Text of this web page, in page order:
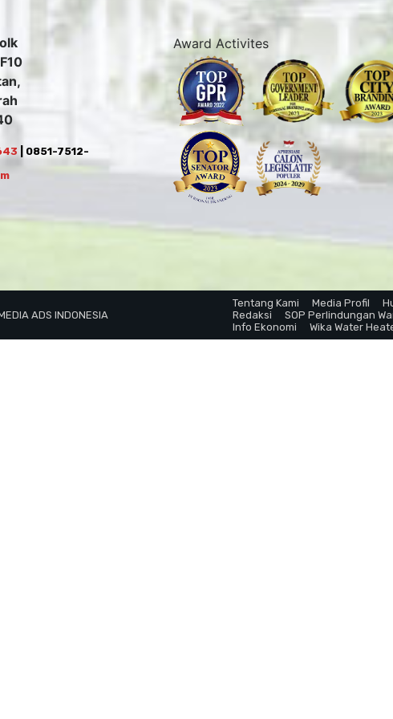
| 0851-7512-
Award Activites
ADS INDONESIA
Tentang Kami Media Profil
Redaksi
SOP Perlindungan
Info Ekonomi
Wika Water